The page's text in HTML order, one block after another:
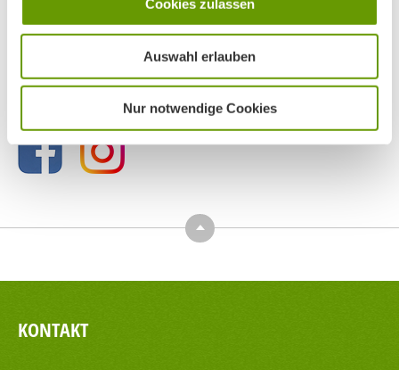
Cookies zulassen
Auswahl erlauben
Nur notwendige Cookies
BN MÜNCHEN AUF SOCIAL MEDIA
Top
KONTAKT